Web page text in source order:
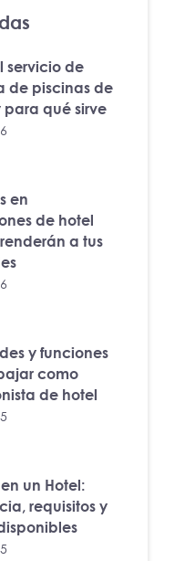
servicio de
de piscinas de
para qué sirve
en
de hotel
a tus
y funciones
como
de hotel
un Hotel:
requisitos y